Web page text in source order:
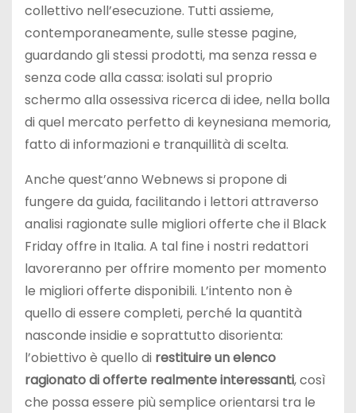
collettivo nell’esecuzione. Tutti assieme,
contemporaneamente, sulle stesse pagine,
guardando gli stessi prodotti, ma senza ressa e
senza code alla cassa: isolati sul proprio
schermo alla ossessiva ricerca di idee, nella bolla
di quel mercato perfetto di keynesiana memoria,
fatto di informazioni e tranquillità di scelta.
Anche quest’anno Webnews si propone di
fungere da guida, facilitando i lettori attraverso
analisi ragionate sulle migliori offerte che il Black
Friday offre in Italia. A tal fine i nostri redattori
lavoreranno per offrire momento per momento
le migliori offerte disponibili. L’intento non è
quello di essere completi, perché la quantità
nasconde insidie e soprattutto disorienta:
l’obiettivo è quello di restituire un elenco
ragionato di offerte realmente interessanti, così
che possa essere più semplice orientarsi tra le